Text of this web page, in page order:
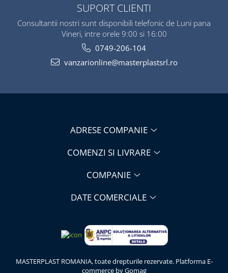
SUPORT CLIENTI
Consultantii nostri sunt disponibili telefonic de Luni pana
Vineri, intre orele 9:00 si 16:00
0749-206-104
vanzarionline@masterplastsrl.ro
ADRESE COMPANIE
COMENZI SI LIVRARE
COMPANIE
DATE COMERCIALE
MASTERPLAST ROMANIA, toate drepturile rezervate. Platforma E-
commerce by Gomag